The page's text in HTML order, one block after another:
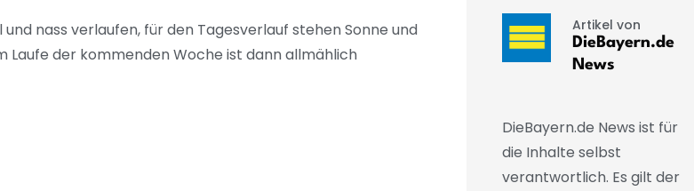
nass verlaufen, für den Tagesverlauf stehen Sonne und
Laufe der kommenden Woche ist dann allmählich
Artikel von
DieBayern.de
News
DieBayern.de News ist für
die Inhalte selbst
verantwortlich. Es gilt der